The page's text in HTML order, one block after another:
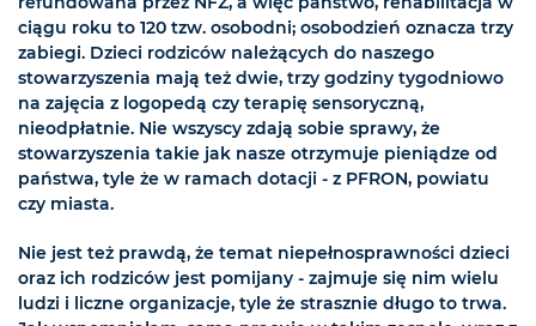
ciągu roku to 120 tzw. osobodni; osobodzień oznacza trzy
zabiegi. Dzieci rodziców należących do naszego
stowarzyszenia mają też dwie, trzy godziny tygodniowo
na zajęcia z logopedą czy terapię sensoryczną,
nieodpłatnie. Nie wszyscy zdają sobie sprawy, że
stowarzyszenia takie jak nasze otrzymuje pieniądze od
państwa, tyle że w ramach dotacji - z PFRON, powiatu
czy miasta.
Nie jest też prawdą, że temat niepełnosprawności dzieci
oraz ich rodziców jest pomijany - zajmuje się nim wielu
ludzi i liczne organizacje, tyle że strasznie długo to trwa.